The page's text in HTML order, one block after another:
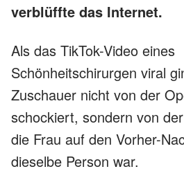
verblüffte das Internet.
Als das TikTok-Video eines
Schönheitschirurgen viral
Zuschauer nicht von der
schockiert, sondern von
die Frau auf den Vorher-
dieselbe Person war.